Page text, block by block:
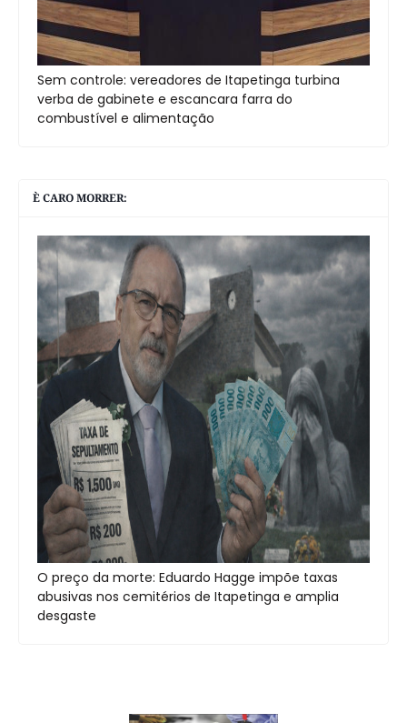
Sem controle: vereadores de Itapetinga turbina
verba de gabinete e escancara farra do
combustível e alimentação
È CARO MORRER:
O preço da morte: Eduardo Hagge impõe taxas
abusivas nos cemitérios de Itapetinga e amplia
desgaste